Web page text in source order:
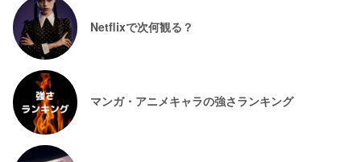
Netflixで次何観る？
マンガ・アニメキャラの強さランキング